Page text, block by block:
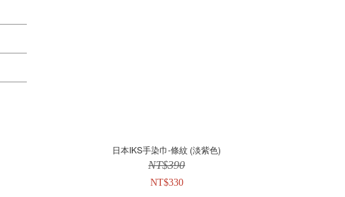
日本IKS手染巾-條紋 (淡紫色)
NT$390
NT$330